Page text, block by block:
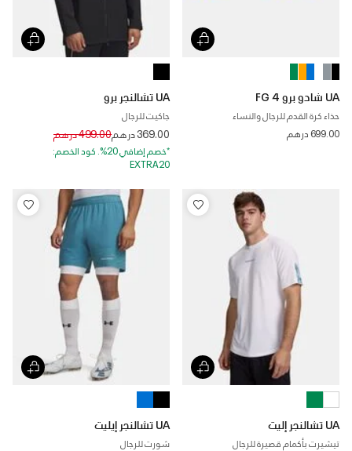
UA شادو برو 4 FG
حذاء كرة القدم للرجال والنساء
699.00 درهم
UA تشالنجر برو
جاكيت للرجال
369.00 درهم Price reduced from
499.00 درهم to
*خصم إضافي 20%. كود الخصم:
EXTRA20
UA تشالنجر إليت
تيشيرت بأكمام قصيرة للرجال
UA تشالنجر إيليت
شورت للرجال